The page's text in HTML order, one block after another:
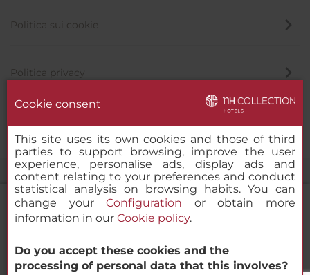
NH Collection San Sebastián Aránzazu
Politica sui cookie
Politica privacy
© 2000-2026 MINOR HOTELS EUROPE & AMERICAS Santa Engracia
Cookie consent
This site uses its own cookies and those of third
parties to support browsing, improve the user
experience, personalise ads, display ads and
content relating to your preferences and conduct
statistical analysis on browsing habits. You can
change yourConfiguration or obtain more
information in our Cookie policy.
Do you accept these cookies and the
processing of personal data that this involves?